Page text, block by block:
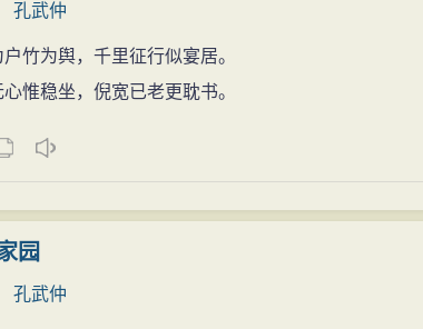
孔武仲
竹为舆，千里征行似宴居。
惟稳坐，倪宽已老更耽书。
园
孔武仲